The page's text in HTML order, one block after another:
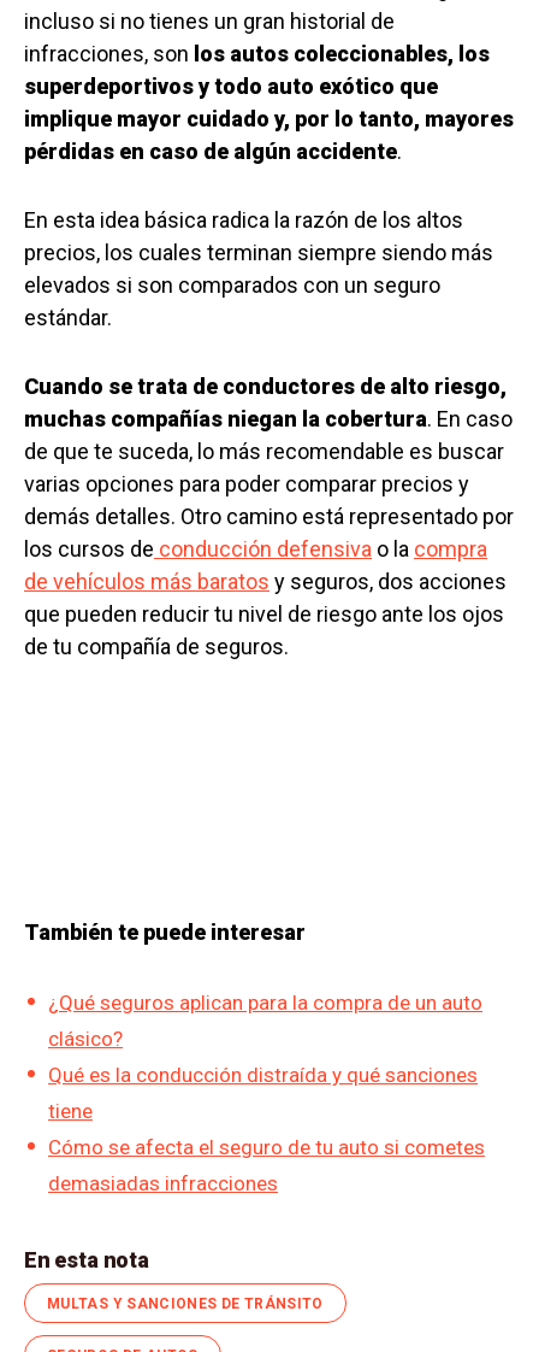
incluso si no tienes un gran historial de
infracciones, son los autos coleccionables, los
superdeportivos y todo auto exótico que
implique mayor cuidado y, por lo tanto, mayores
pérdidas en caso de algún accidente.
En esta idea básica radica la razón de los altos
precios, los cuales terminan siempre siendo más
elevados si son comparados con un seguro
estándar.
Cuando se trata de conductores de alto riesgo,
muchas compañías niegan la cobertura. En caso
de que te suceda, lo más recomendable es buscar
varias opciones para poder comparar precios y
demás detalles. Otro camino está representado por
los cursos de conducción defensiva o la compra
de vehículos más baratos y seguros, dos acciones
que pueden reducir tu nivel de riesgo ante los ojos
de tu compañía de seguros.
También te puede interesar
¿Qué seguros aplican para la compra de un auto
clásico?
Qué es la conducción distraída y qué sanciones
tiene
Cómo se afecta el seguro de tu auto si cometes
demasiadas infracciones
En esta nota
MULTAS Y SANCIONES DE TRÁNSITO